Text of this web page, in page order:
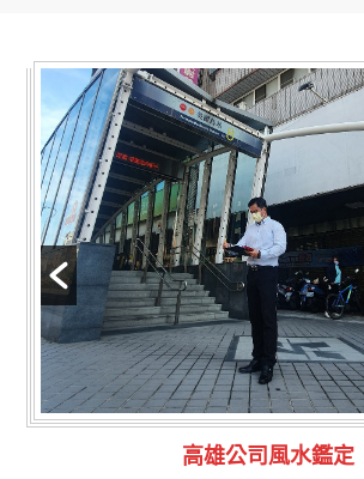
林氏福主量子生基造命